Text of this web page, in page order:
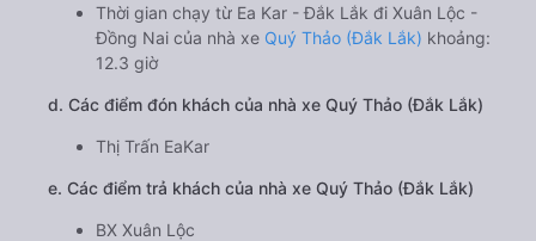
Thời gian chạy từ Ea Kar - Đắk Lắk đi Xuân Lộc -
Đồng Nai của nhà xe Quý Thảo (Đắk Lắk) khoảng:
12.3 giờ
d. Các điểm đón khách của nhà xe Quý Thảo (Đắk Lắk)
Thị Trấn EaKar
e. Các điểm trả khách của nhà xe Quý Thảo (Đắk Lắk)
BX Xuân Lộc